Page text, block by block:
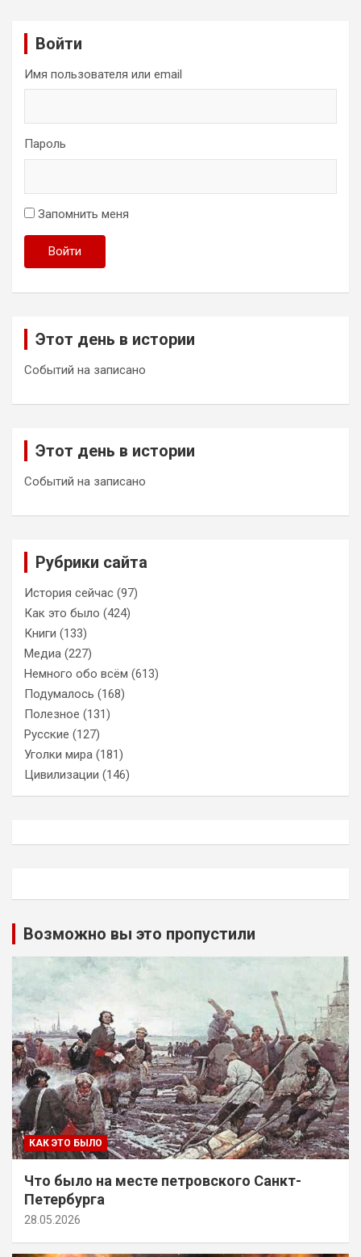
Войти
Имя пользователя или email
Пароль
Запомнить меня
Войти
Этот день в истории
Событий на записано
Этот день в истории
Событий на записано
Рубрики сайта
История сейчас (97)
Как это было (424)
Книги (133)
Медиа (227)
Немного обо всём (613)
Подумалось (168)
Полезное (131)
Русские (127)
Уголки мира (181)
Цивилизации (146)
Возможно вы это пропустили
КАК ЭТО БЫЛО
Что было на месте петровского Санкт-
Петербурга
28.05.2026